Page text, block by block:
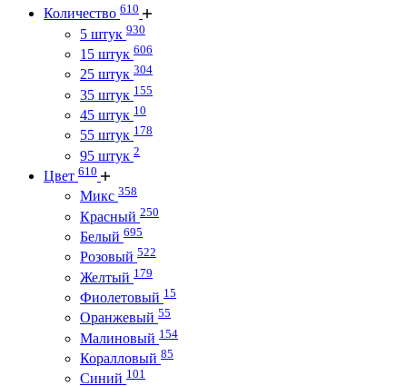
Количество 610
5 штук 930
15 штук 606
25 штук 304
35 штук 155
45 штук 10
55 штук 178
95 штук 2
Цвет 610
Микс 358
Красный 250
Белый 695
Розовый 522
Желтый 179
Фиолетовый 15
Оранжевый 55
Малиновый 154
Коралловый 85
Синий 101